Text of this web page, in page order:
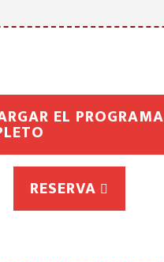
EL PROGRAMA
RESERVA